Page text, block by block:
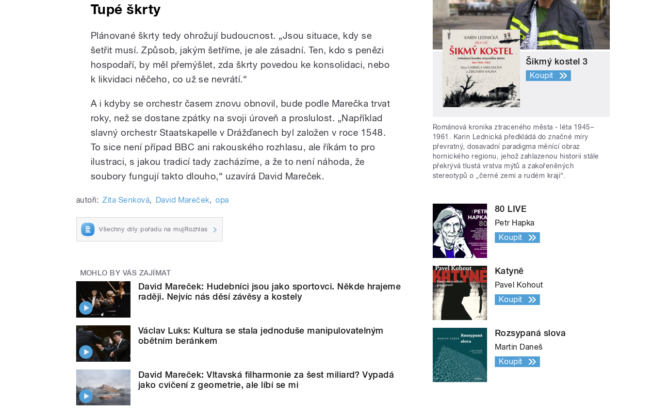
Tupé škrty
Plánované škrty tedy ohrožují budoucnost. „Jsou situace, kdy se
šetřit musí. Způsob, jakým šetříme, je ale zásadní. Ten, kdo s penězi
hospodaří, by měl přemýšlet, zda škrty povedou ke konsolidaci, nebo
k likvidaci něčeho, co už se nevrátí.“
A i kdyby se orchestr časem znovu obnovil, bude podle Marečka trvat
roky, než se dostane zpátky na svoji úroveň a proslulost. „Například
slavný orchestr Staatskapelle v Drážďanech byl založen v roce 1548.
To sice není případ BBC ani rakouského rozhlasu, ale říkám to pro
ilustraci, s jakou tradicí tady zacházíme, a že to není náhoda, že
soubory fungují takto dlouho,“ uzavírá David Mareček.
autoři: Zita Senková, David Mareček, opa
Všechny díly pořadu na mujRozhlas
MOHLO BY VÁS ZAJÍMAT
David Mareček: Hudebníci jsou jako sportovci. Někde hrajeme
raději. Nejvíc nás děsí závěsy a kostely
Václav Luks: Kultura se stala jednoduše manipulovatelným
obětním beránkem
David Mareček: Vltavská filharmonie za šest miliard? Vypadá
jako cvičení z geometrie, ale líbí se mi
Šikmý kostel 3
Koupit
Románová kronika ztraceného města - léta 1945–
1961. Karin Lednická předkládá do značné míry
převratný, dosavadní paradigma měnící obraz
hornického regionu, jehož zahlazenou historii stále
překrývá tlustá vrstva mýtů a zakořeněných
stereotypů o „černé zemi a rudém kraji“.
80 LIVE
Petr Hapka
Koupit
Katyně
Pavel Kohout
Koupit
Rozsypaná slova
Martin Daneš
Koupit